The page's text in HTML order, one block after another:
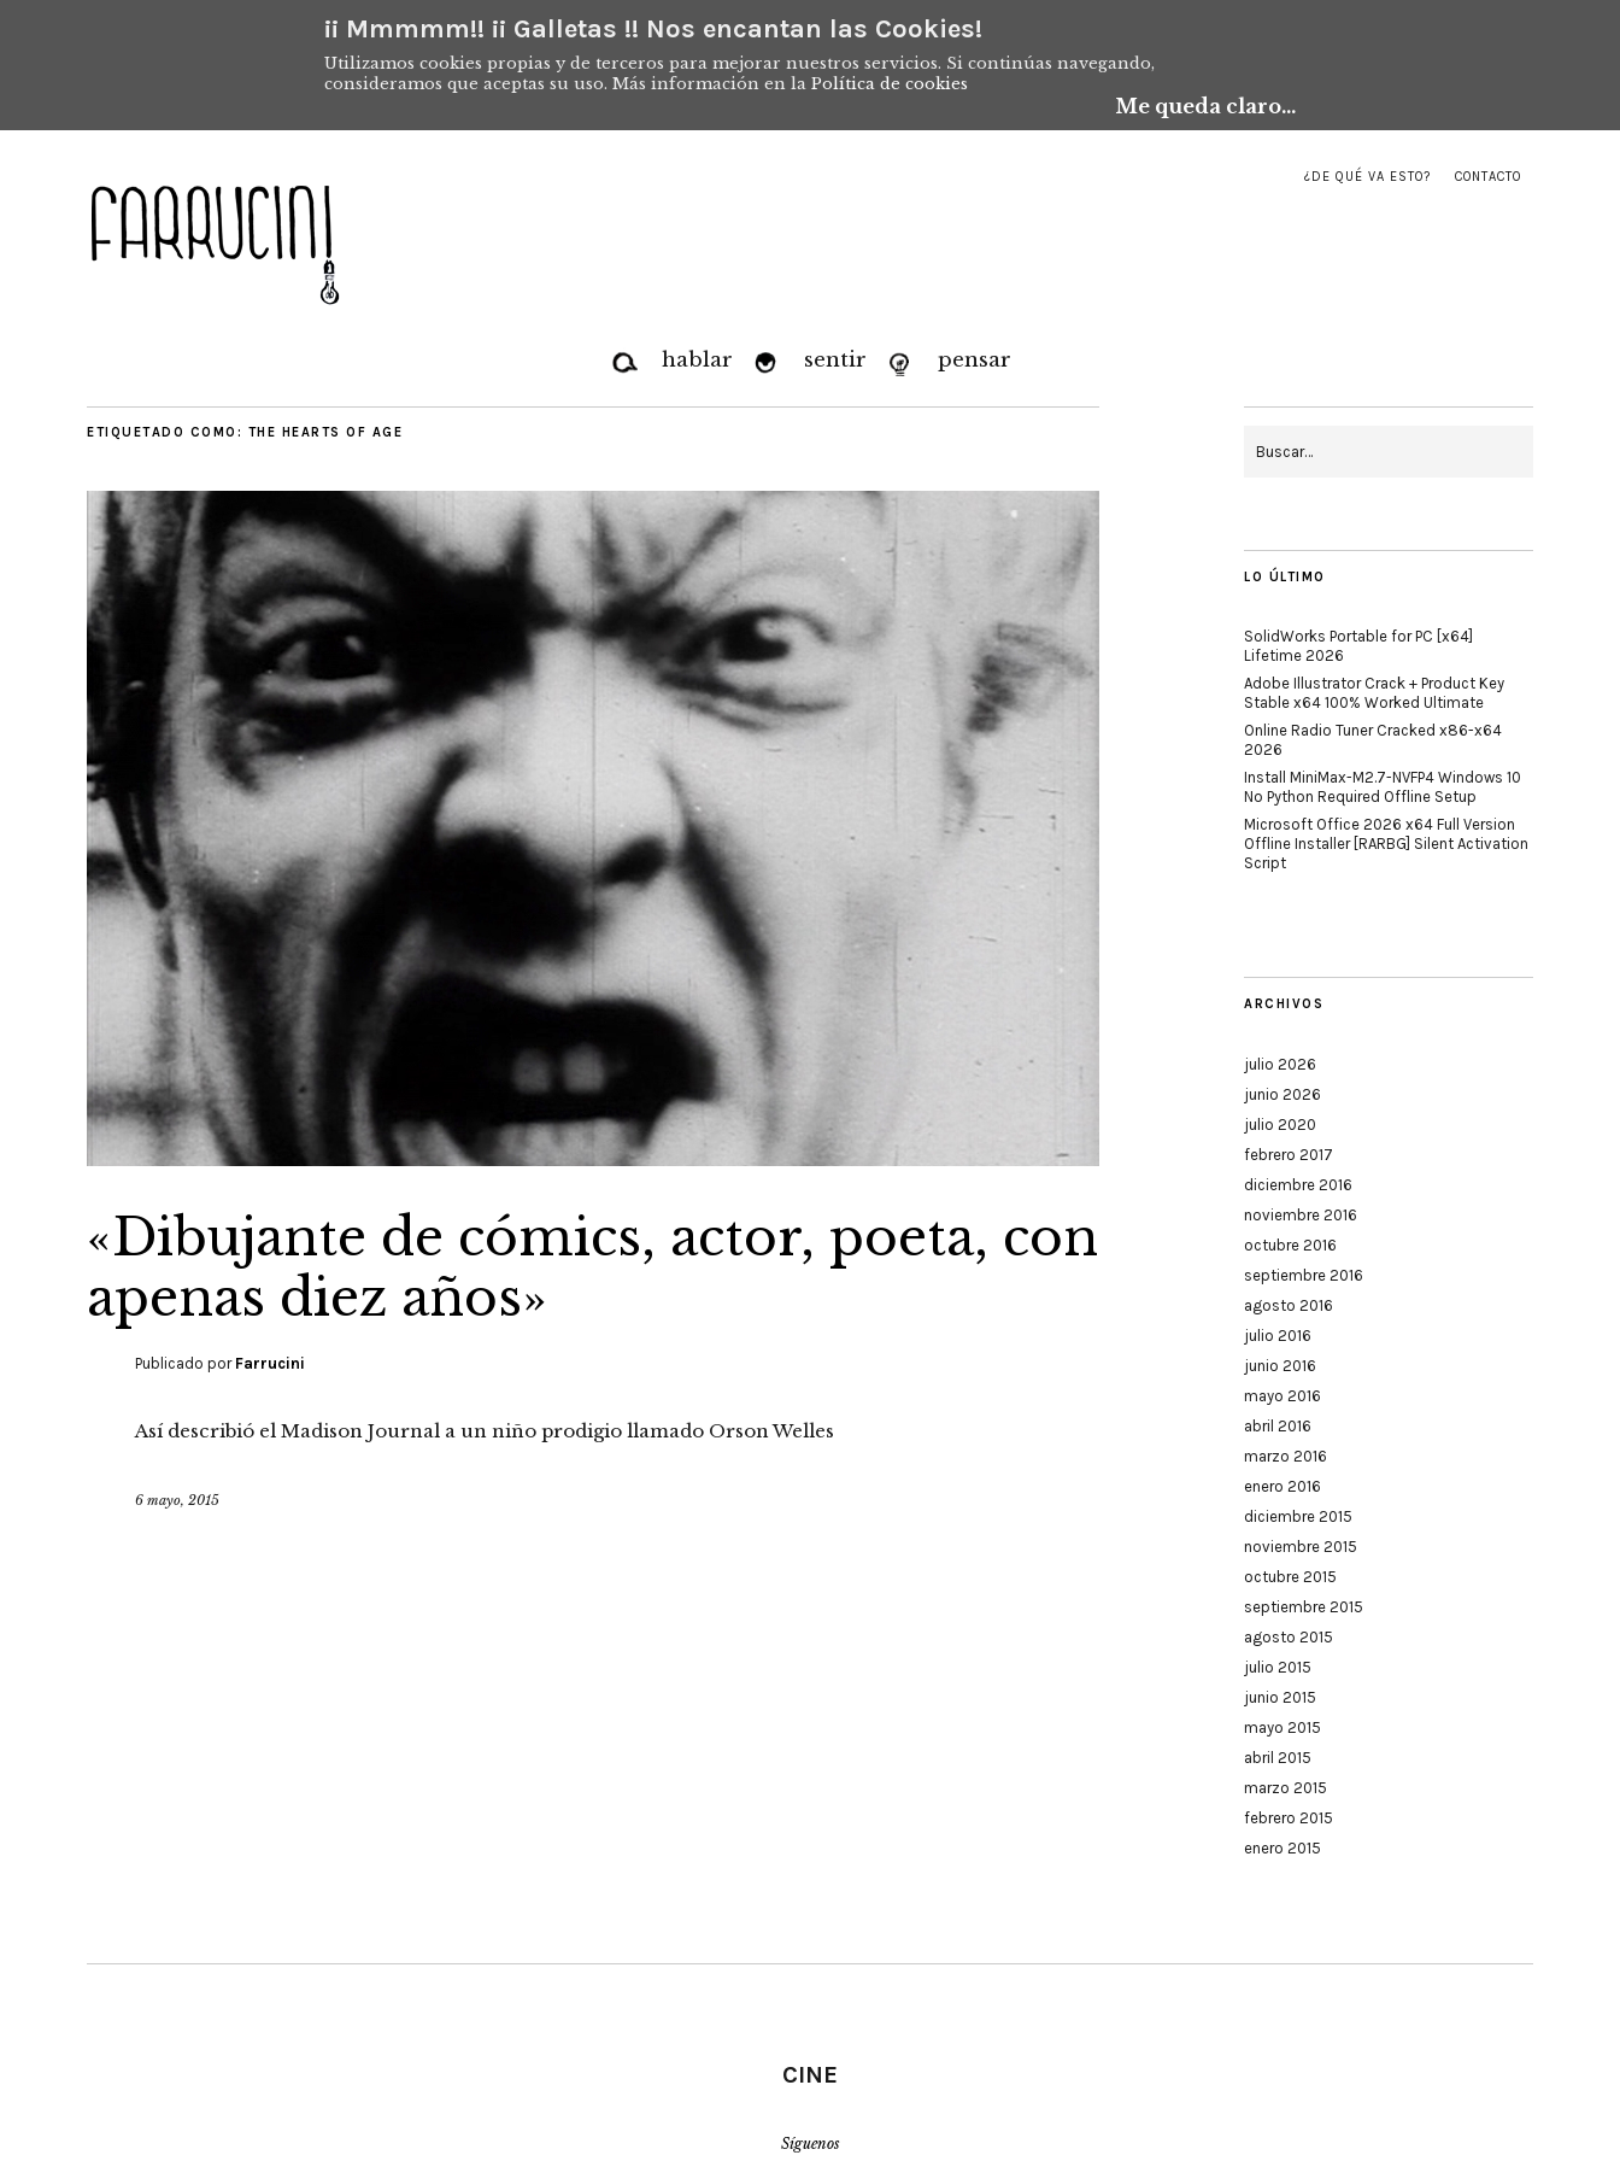
¡¡ Mmmmm!! ¡¡ Galletas !! Nos encantan las Cookies!
Utilizamos cookies propias y de terceros para mejorar nuestros servicios. Si continúas navegando,
consideramos que aceptas su uso. Más información en la Política de cookies
Me queda claro...
¿DE QUÉ VA ESTO? CONTACTO
hablar sentir pensar
ETIQUETADO COMO: THE HEARTS OF AGE
«Dibujante de cómics, actor, poeta, con
apenas diez años»
Publicado por Farrucini
Así describió el Madison Journal a un niño prodigio llamado Orson Welles
6 mayo, 2015
LO ÚLTIMO
SolidWorks Portable for PC [x64]
Lifetime 2026
Adobe Illustrator Crack + Product Key
Stable x64 100% Worked Ultimate
Online Radio Tuner Cracked x86-x64
2026
Install MiniMax-M2.7-NVFP4 Windows 10
No Python Required Offline Setup
Microsoft Office 2026 x64 Full Version
Offline Installer [RARBG] Silent Activation
Script
ARCHIVOS
julio 2026
junio 2026
julio 2020
febrero 2017
diciembre 2016
noviembre 2016
octubre 2016
septiembre 2016
agosto 2016
julio 2016
junio 2016
mayo 2016
abril 2016
marzo 2016
enero 2016
diciembre 2015
noviembre 2015
octubre 2015
septiembre 2015
agosto 2015
julio 2015
junio 2015
mayo 2015
abril 2015
marzo 2015
febrero 2015
enero 2015
CINE
Síguenos